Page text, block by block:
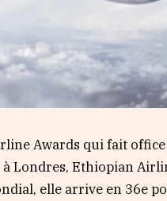
Awards qui fait office
à Londres, Ethiopian
elle arrive en 36e